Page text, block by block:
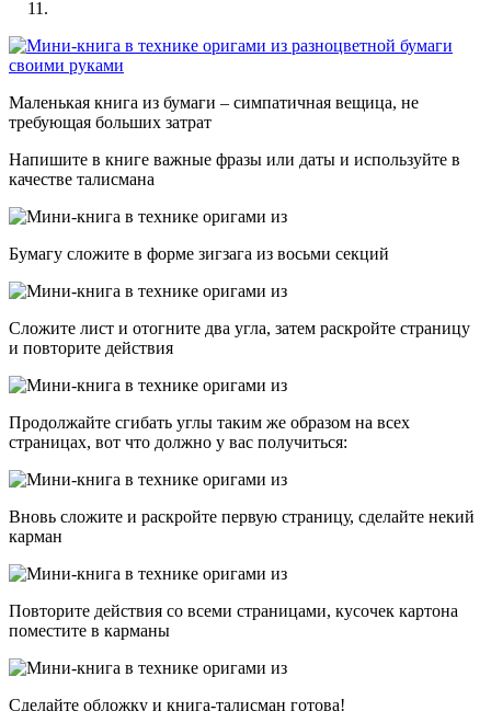
Маленькая книга из бумаги – симпатичная вещица, не
требующая больших затрат
Напишите в книге важные фразы или даты и используйте в
качестве талисмана
Бумагу сложите в форме зигзага из восьми секций
Сложите лист и отогните два угла, затем раскройте страницу
и повторите действия
Продолжайте сгибать углы таким же образом на всех
страницах, вот что должно у вас получиться:
Вновь сложите и раскройте первую страницу, сделайте некий
карман
Повторите действия со всеми страницами, кусочек картона
поместите в карманы
Сделайте обложку и книга-талисман готова!